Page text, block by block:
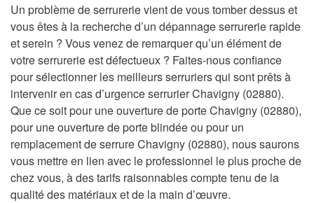
Un problème de serrurerie vient de vous tomber dessus et
vous êtes à la recherche d’un dépannage serrurerie rapide
et serein ? Vous venez de remarquer qu’un élément de
votre serrurerie est défectueux ? Faites-nous confiance
pour sélectionner les meilleurs serruriers qui sont prêts à
intervenir en cas d’urgence serrurier Chavigny (02880).
Que ce soit pour une ouverture de porte Chavigny (02880),
pour une ouverture de porte blindée ou pour un
remplacement de serrure Chavigny (02880), nous saurons
vous mettre en lien avec le professionnel le plus proche de
chez vous, à des tarifs raisonnables compte tenu de la
qualité des matériaux et de la main d’œuvre.